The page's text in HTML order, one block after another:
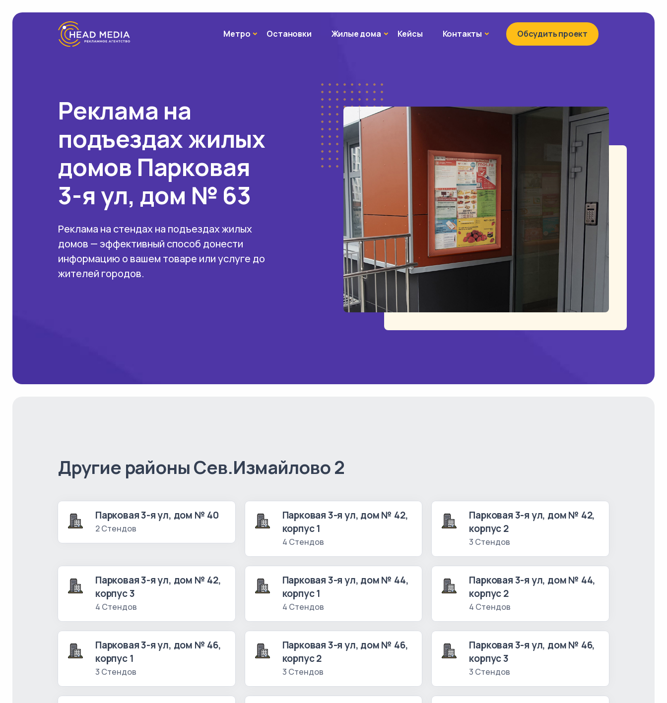
МетроМетроОстановки Жилые домаЖилые дома
Кейсы Контакты КонтактыОбсудить проект
Реклама на
подъездах жилых
домов Парковая
3-я ул, дом № 63
Реклама на стендах на подъездах жилых
домов — эффективный способ донести
информацию о вашем товаре или услуге до
жителей городов.
Другие районы Сев.Измайлово 2
Парковая 3-я ул, дом № 40
2 Стендов
Парковая 3-я ул, дом № 42,
корпус 1
4 Стендов
Парковая 3-я ул, дом № 42,
корпус 2
3 Стендов
Парковая 3-я ул, дом № 42,
корпус 3
4 Стендов
Парковая 3-я ул, дом № 44,
корпус 1
4 Стендов
Парковая 3-я ул, дом № 44,
корпус 2
4 Стендов
Парковая 3-я ул, дом № 46,
корпус 1
3 Стендов
Парковая 3-я ул, дом № 46,
корпус 2
3 Стендов
Парковая 3-я ул, дом № 46,
корпус 3
3 Стендов